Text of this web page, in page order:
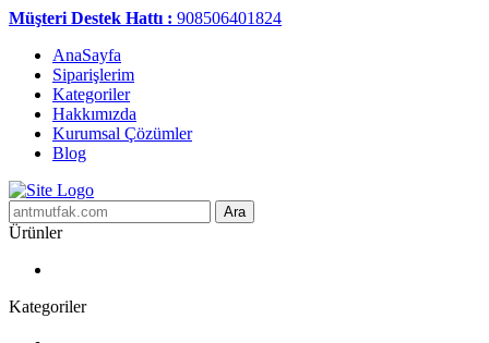
Müşteri Destek Hattı : 908506401824
AnaSayfa
Siparişlerim
Kategoriler
Hakkımızda
Kurumsal Çözümler
Blog
Ara
Ürünler
Kategoriler